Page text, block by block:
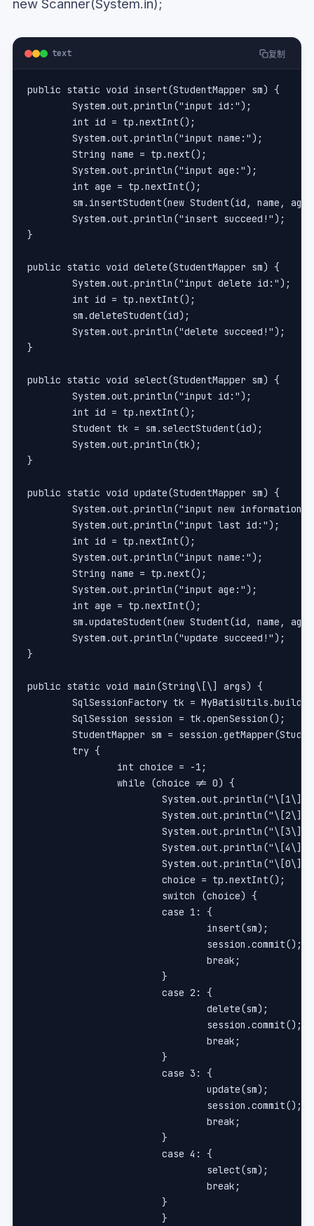
new Scanner(System.in);
text 复制
public static void insert(StudentMapper sm) {
	System.out.println("input id:");
	int id = tp.nextInt();
	System.out.println("input name:");
	String name = tp.next();
	System.out.println("input age:");
	int age = tp.nextInt();
sm.insertStudent(new Student(id, name,
	System.out.println("insert succeed!");
}
public static void delete(StudentMapper sm) {
	System.out.println("input delete id:");
	int id = tp.nextInt();
	sm.deleteStudent(id);
	System.out.println("delete succeed!");
}
public static void select(StudentMapper sm) {
	System.out.println("input id:");
	int id = tp.nextInt();
	Student tk = sm.selectStudent(id);
	System.out.println(tk);
}
public static void update(StudentMapper sm) {
System.out.println("input new
	System.out.println("input last id:");
	int id = tp.nextInt();
	System.out.println("input name:");
	String name = tp.next();
	System.out.println("input age:");
	int age = tp.nextInt();
sm.updateStudent(new Student(id, name,
	System.out.println("update succeed!");
}
public static void main(String\[\] args) {
SqlSessionFactory tk =
	SqlSession session = tk.openSession();
StudentMapper sm =
	try {
		int choice = -1;
		while (choice != 0) {
			choice = tp.nextInt();
			switch (choice) {
			case 1: {
				insert(sm);
				session.commit();
				break;
			}
			case 2: {
				delete(sm);
				session.commit();
				break;
			}
			case 3: {
				update(sm);
				session.commit();
				break;
			}
			case 4: {
				select(sm);
				break;
			}
			}